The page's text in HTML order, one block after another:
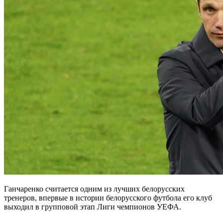
Ганчаренко считается одним из лучших белорусских
тренеров, впервые в истории белорусского футбола его клуб
выходил в групповой этап Лиги чемпионов УЕФА.